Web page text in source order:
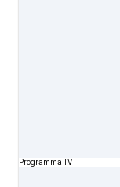
Programma TV